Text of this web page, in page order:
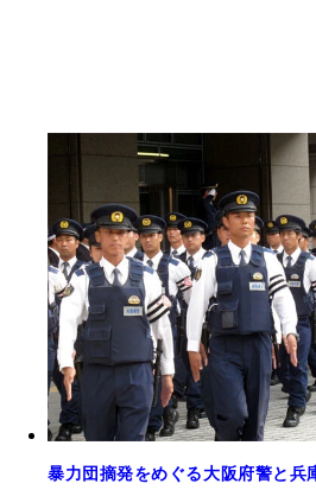
暴力団摘発をめぐる大阪府警と兵